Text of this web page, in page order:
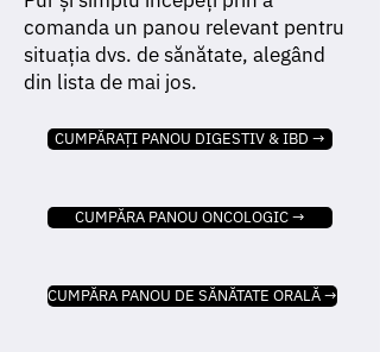
comanda un panou relevant pentru
situația dvs. de sănătate, alegând
din lista de mai jos.
CUMPĂRAȚI PANOU DIGESTIV & IBD →
CUMPĂRA PANOU ONCOLOGIC →
CUMPĂRA PANOU DE SĂNĂTATE ORALĂ →